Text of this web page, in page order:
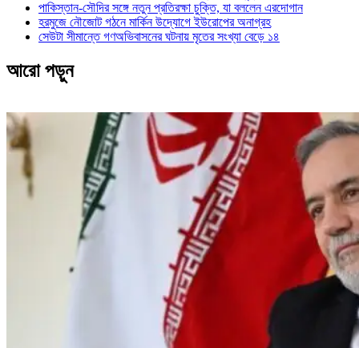
পাকিস্তান-সৌদির সঙ্গে নতুন প্রতিরক্ষা চুক্তি, যা বললেন এরদোগান
হরমুজে নৌজোট গঠনে মার্কিন উদ্যোগে ইউরোপের অনাগ্রহ
সেউটা সীমান্তে গণঅভিবাসনের ঘটনায় মৃতের সংখ্যা বেড়ে ১৪
আরো পড়ুন